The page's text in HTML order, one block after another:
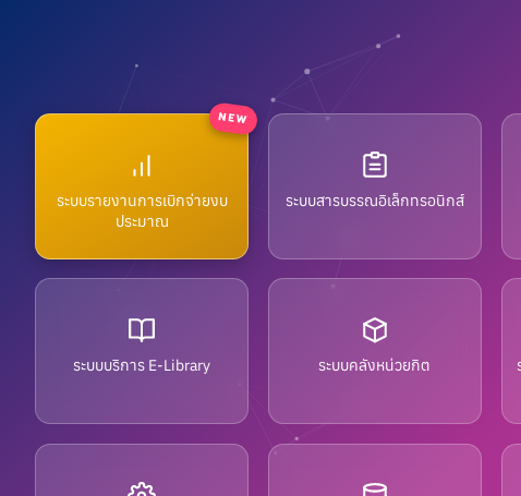
ประก
ประกา
หนองบั
Admin nbcc
ประกาศ ประก
ประก
NEW
ระบบรายงานการเบิกจ่ายงบ
ประมาณ
ระบบสารบรรณอิเล็กทรอนิกส์
ระบบบริการ E-Library ระบบคลังหน่วยกิต